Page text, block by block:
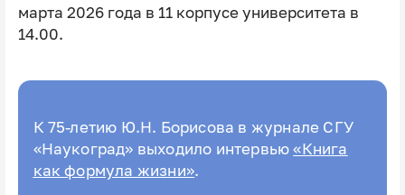
марта 2026 года в 11 корпусе университета в
14.00.
К 75-летию Ю.Н. Борисова в журнале СГУ
«Наукоград» выходило интервью«Книга
как формула жизни».